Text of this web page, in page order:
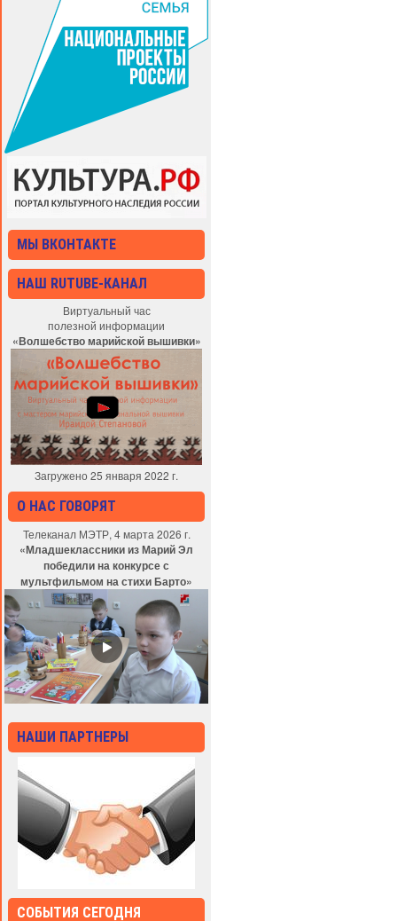
МЫ ВКОНТАКТЕ
НАШ RUTUBE-КАНАЛ
Виртуальный час
полезной информации
«Волшебство марийской вышивки»
Загружено 25 января 2022 г.
О НАС ГОВОРЯТ
Телеканал МЭТР, 4 марта 2026 г.
«Младшеклассники из Марий Эл
победили на конкурсе с
мультфильмом на стихи Барто»
НАШИ ПАРТНЕРЫ
СОБЫТИЯ СЕГОДНЯ